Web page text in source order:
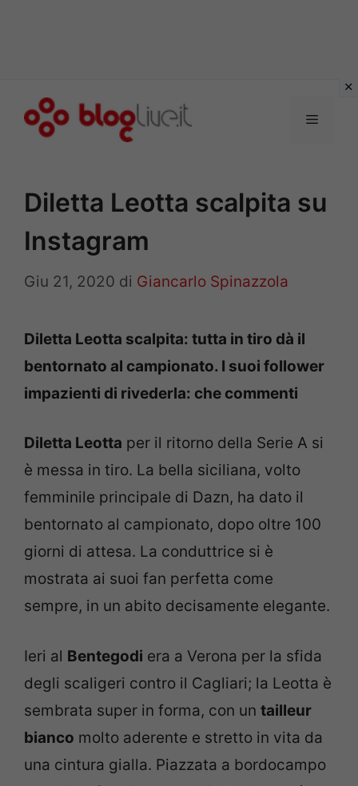
Menu
Diletta Leotta scalpita su
Instagram
Giu 21, 2020 di Giancarlo Spinazzola
Diletta Leotta scalpita: tutta in tiro dà il
bentornato al campionato. I suoi follower
impazienti di rivederla: che commenti
Diletta Leotta per il ritorno della Serie A si
è messa in tiro. La bella siciliana, volto
femminile principale di Dazn, ha dato il
bentornato al campionato, dopo oltre 100
giorni di attesa. La conduttrice si è
mostrata ai suoi fan perfetta come
sempre, in un abito decisamente elegante.
Ieri al Bentegodi era a Verona per la sfida
degli scaligeri contro il Cagliari; la Leotta è
sembrata super in forma, con un tailleur
bianco molto aderente e stretto in vita da
una cintura gialla. Piazzata a bordocampo